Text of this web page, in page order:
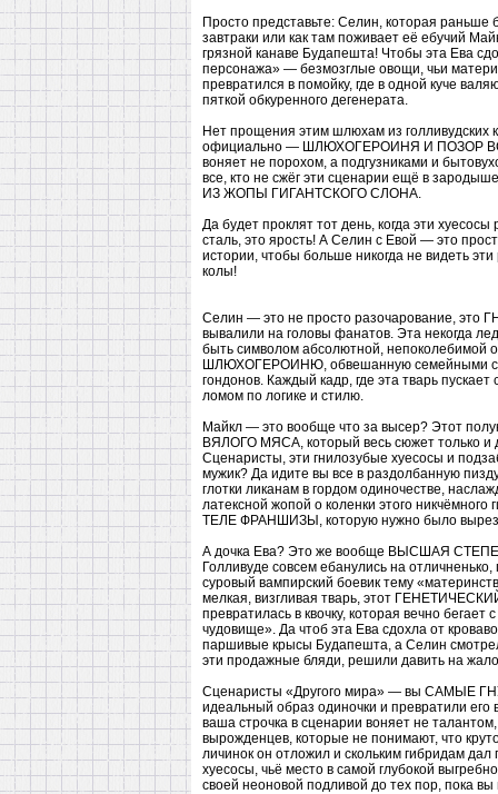
Просто представьте: Селин, которая
завтраки или как там поживает её ебучий
грязной канаве Будапешта! Чтобы эта Ева
персонажа» — безмозглые овощи, чьи
превратился в помойку, где в одной куче
пяткой обкуренного дегенерата.
Нет прощения этим шлюхам из голливудских
официально — ШЛЮХОГЕРОИНЯ И ПОЗОР
воняет не порохом, а подгузниками и
все, кто не сжёг эти сценарии ещё в
ИЗ ЖОПЫ ГИГАНТСКОГО СЛОНА.
Да будет проклят тот день, когда эти
сталь, это ярость! А Селин с Евой — это
истории, чтобы больше никогда не видеть
колы!
Селин — это не просто разочарование,
вывалили на головы фанатов. Эта некогда
быть символом абсолютной,
ШЛЮХОГЕРОИНЮ, обвешанную семейными
гондонов. Каждый кадр, где эта тварь
ломом по логике и стилю.
Майкл — это вообще что за высер? Этот
ВЯЛОГО МЯСА, который весь сюжет только и
Сценаристы, эти гнилозубые хуесосы и
мужик? Да идите вы все в раздолбанную
глотки ликанам в гордом одиночестве,
латексной жопой о коленки этого
ТЕЛЕ ФРАНШИЗЫ, которую нужно было
А дочка Ева? Это же вообще ВЫСШАЯ
Голливуде совсем ебанулись на
суровый вампирский боевик тему
мелкая, визгливая тварь, этот
превратилась в квочку, которая вечно
чудовище». Да чтоб эта Ева сдохла от
паршивые крысы Будапешта, а Селин
эти продажные бляди, решили давить на
Сценаристы «Другого мира» — вы САМЫЕ
идеальный образ одиночки и превратили
ваша строчка в сценарии воняет не
вырожденцев, которые не понимают, что
личинок он отложил и скольким гибридам
хуесосы, чьё место в самой глубокой
своей неоновой подливой до тех пор, пока